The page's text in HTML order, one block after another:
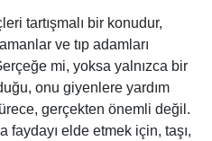
tartışmalı bir konudur,
ve tıp adamları
mi, yoksa yalnızca bir
onu giyenlere yardım
gerçekten önemli değil.
faydayı elde etmek için, taşı,